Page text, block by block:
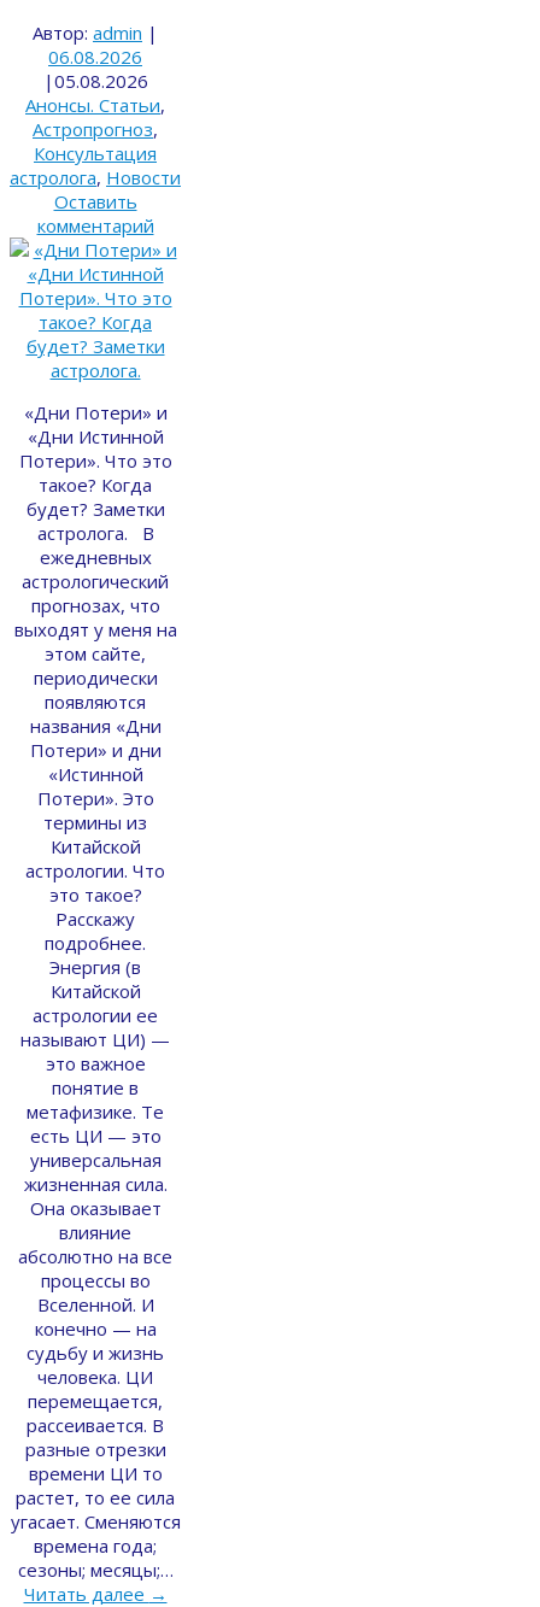
Автор: admin |
06.08.2026
| 05.08.2026
Анонсы. Статьи,
Астропрогноз,
Консультация
астролога, Новости
Оставить
комментарий
«Дни Потери» и
«Дни Истинной
Потери». Что это
такое? Когда
будет? Заметки
астролога. В
ежедневных
астрологический
прогнозах, что
выходят у меня на
этом сайте,
периодически
появляются
названия «Дни
Потери» и дни
«Истинной
Потери». Это
термины из
Китайской
астрологии. Что
это такое?
Расскажу
подробнее.
Энергия (в
Китайской
астрологии ее
называют ЦИ) —
это важное
понятие в
метафизике. Те
есть ЦИ — это
универсальная
жизненная сила.
Она оказывает
влияние
абсолютно на все
процессы во
Вселенной. И
конечно — на
судьбу и жизнь
человека. ЦИ
перемещается,
рассеивается. В
разные отрезки
времени ЦИ то
растет, то ее сила
угасает. Сменяются
времена года;
сезоны; месяцы;…
Читать далее →